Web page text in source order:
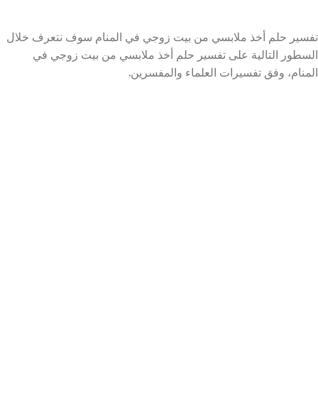
تفسير حلم أخذ ملابسي من بيت زوجي في المنام سوف نتعرف خلال
السطور التالية على تفسير حلم أخذ ملابسي من بيت زوجي في
المنام، وفق تفسيرات العلماء والمفسرين.